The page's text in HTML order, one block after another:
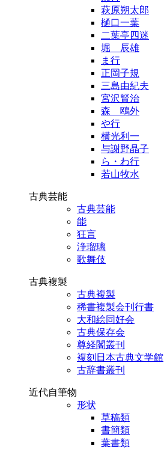
萩原朔太郎
樋口一葉
二葉亭四迷
堀 辰雄
ま行
正岡子規
三島由紀夫
宮沢賢治
森 鴎外
や行
横光利一
与謝野晶子
ら・わ行
若山牧水
古典芸能
古典芸能
能
狂言
浄瑠璃
歌舞伎
古典複製
古典複製
稀書複製会刊行書
大和絵同好会
古典保存会
尊経閣叢刊
複刻日本古典文学館
古辞書叢刊
近代自筆物
形状
草稿類
書簡類
葉書類